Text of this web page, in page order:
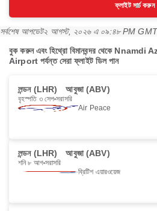
ফ্লাইট সার্চ করুন
সর্বশেষ আপডেট২ আগস্ট, ২০২৬ এ ০৯:৪৮ PM
বুক করুন এবং হিথ্রো বিমানবন্দর থেকে
Airport পর্যন্ত সেরা ফ্লাইট ডিল পান
লন্ডন (LHR) আবুজা (ABV)
বৃহস্পতি ৩ সেপ সরাসরি
Air Peace
লন্ডন (LHR) আবুজা (ABV)
শনি ৮ আগ সরাসরি
ব্রিটিশ এয়ারওয়েজ